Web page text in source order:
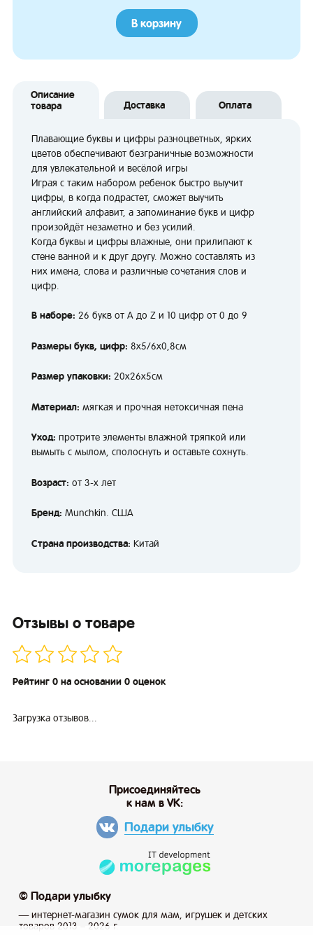
В корзину
Описание
товара
Доставка Оплата
Плавающие буквы и цифры разноцветных, ярких
цветов обеспечивают безграничные возможности
для увлекательной и весёлой игры
Играя с таким набором ребенок быстро выучит
цифры, в когда подрастет, сможет выучить
английский алфавит, а запоминание букв и цифр
произойдёт незаметно и без усилий.
Когда буквы и цифры влажные, они прилипают к
стене ванной и к друг другу. Можно составлять из
них имена, слова и различные сочетания слов и
цифр.
В наборе: 26 букв от A до Z и 10 цифр от 0 до 9
Размеры букв, цифр: 8х5/6х0,8см
Размер упаковки: 20х26х5см
Материал: мягкая и прочная нетоксичная пена
Уход: протрите элементы влажной тряпкой или
вымыть с мылом, сполоснуть и оставьте сохнуть.
Возраст: от 3-х лет
Бренд: Munchkin. США
Страна производства: Китай
Отзывы о товаре
Рейтинг 0 на основании 0 оценок
Загрузка отзывов...
© Подари улыбку
— интернет-магазин сумок для мам, игрушек и детских
товаров 2013 – 2026 г.
Присоединяйтесь
к нам в VK:
Подари улыбку